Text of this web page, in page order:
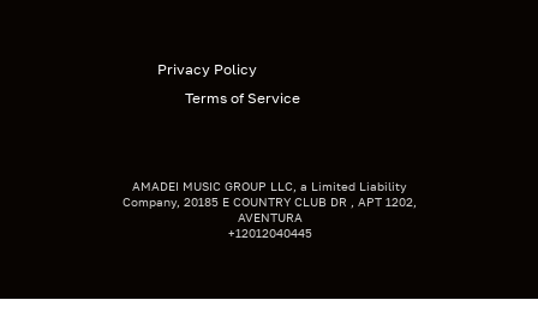
Privacy Policy
Terms of Service
AMADEI MUSIC GROUP LLC, a Limited Liability
Company, 20185 E COUNTRY CLUB DR , APT 1202,
AVENTURA
+12012040445